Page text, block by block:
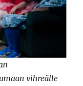
vihreälle